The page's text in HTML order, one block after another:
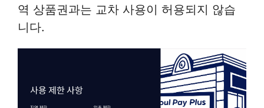
역 상품권과는 교차 사용이 허용되지 않습
니다.